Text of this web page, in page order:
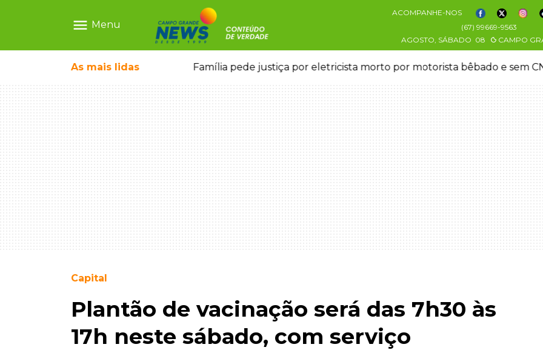
menu Menu
ACOMPANHE-NOS
(67) 99669-9563
AGOSTO, SÁBADO 08 CAMPO
As mais lidas
e morre a caminho do hospital Família pede justiça por eletricista morto por motorista bêbado e sem
Capital
Plantão de vacinação será das 7h30 às
17h neste sábado, com serviço